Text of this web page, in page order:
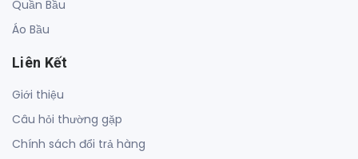
Quần Bầu
Áo Bầu
Liên Kết
Giới thiệu
Câu hỏi thường gặp
Chính sách đổi trả hàng